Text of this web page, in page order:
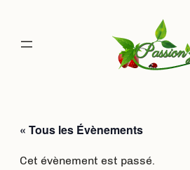
« Tous les Évènements
Cet évènement est passé.